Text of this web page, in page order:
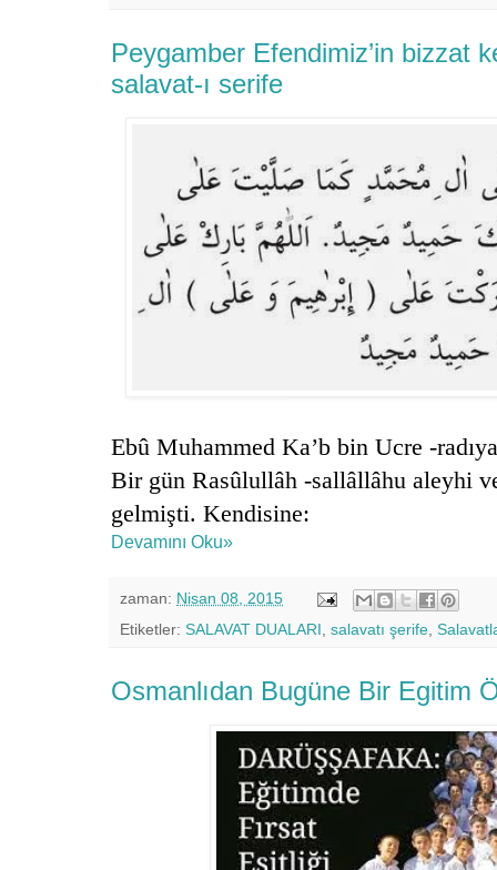
Peygamber Efendimiz’in bizzat
salavat-ı serife
Ebû Muhammed Ka’b bin Ucre -
Bir gün Rasûlullâh -sallâllâhu aleyhi
gelmişti. Kendisine:
Devamını Oku»
zaman: Nisan 08, 2015
Etiketler: SALAVAT DUALARI salavatı şerife
Osmanlıdan Bugüne Bir Egitim